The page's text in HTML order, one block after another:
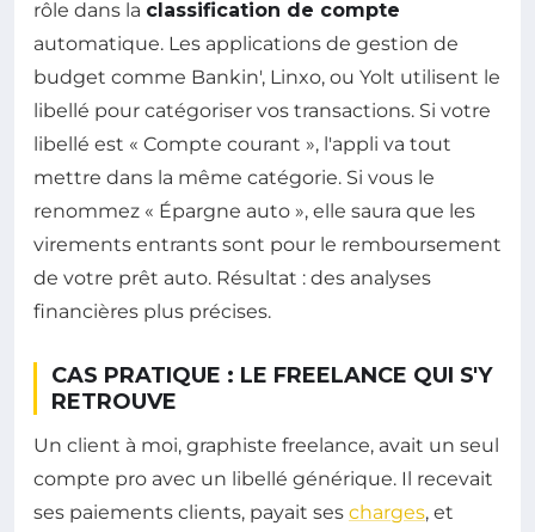
rôle dans la classification de compte
automatique. Les applications de gestion de
budget comme Bankin', Linxo, ou Yolt utilisent le
libellé pour catégoriser vos transactions. Si votre
libellé est « Compte courant », l'appli va tout
mettre dans la même catégorie. Si vous le
renommez « Épargne auto », elle saura que les
virements entrants sont pour le remboursement
de votre prêt auto. Résultat : des analyses
financières plus précises.
CAS PRATIQUE : LE FREELANCE QUI S'Y
RETROUVE
Un client à moi, graphiste freelance, avait un seul
compte pro avec un libellé générique. Il recevait
ses paiements clients, payait ses charges, et